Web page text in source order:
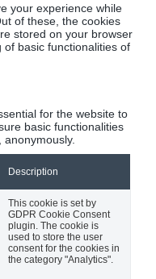
your experience while
of these, the cookies
stored on your browser
basic functionalities of
for the website to
basic functionalities
Description
This cookie is set by
GDPR Cookie Consent
plugin. The cookie is
used to store the user
consent for the cookies in
the category "Analytics".